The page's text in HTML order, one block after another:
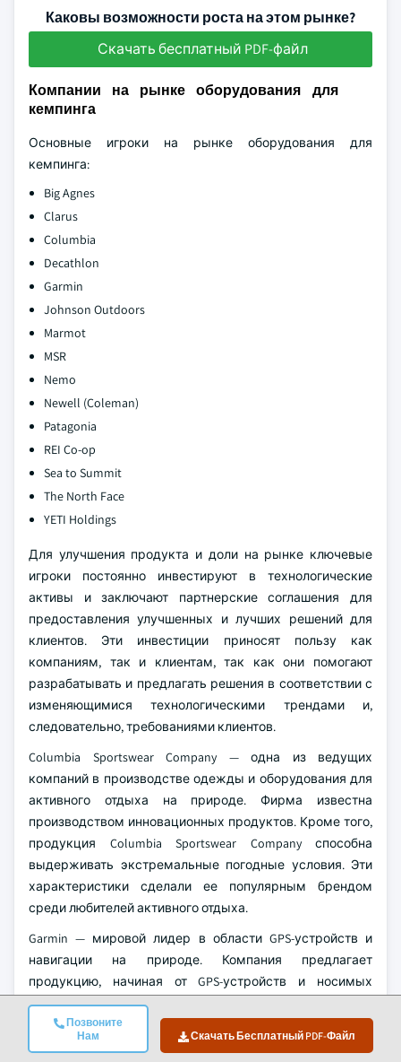
Позвоните
Нам
Скачать Бесплатный PDF-Файл
Каковы возможности роста на этом рынке?
Скачать бесплатный PDF-файл
Компании на рынке оборудования для
кемпинга
Основные игроки на рынке оборудования для
кемпинга:
Big Agnes
Clarus
Columbia
Decathlon
Garmin
Johnson Outdoors
Marmot
MSR
Nemo
Newell (Coleman)
Patagonia
REI Co-op
Sea to Summit
The North Face
YETI Holdings
Для улучшения продукта и доли на рынке ключевые
игроки постоянно инвестируют в технологические
активы и заключают партнерские соглашения для
предоставления улучшенных и лучших решений для
клиентов. Эти инвестиции приносят пользу как
компаниям, так и клиентам, так как они помогают
разрабатывать и предлагать решения в соответствии с
изменяющимися технологическими трендами и,
следовательно, требованиями клиентов.
Columbia Sportswear Company — одна из ведущих
компаний в производстве одежды и оборудования для
активного отдыха на природе. Фирма известна
производством инновационных продуктов. Кроме того,
продукция Columbia Sportswear Company способна
выдерживать экстремальные погодные условия. Эти
характеристики сделали ее популярным брендом
среди любителей активного отдыха.
Garmin — мировой лидер в области GPS-устройств и
навигации на природе. Компания предлагает
продукцию, начиная от GPS-устройств и носимых
устройств, специально разработанных для кемпинга и
активного отдыха на природе. Технологические
достижения и функциональность устройств Garmin